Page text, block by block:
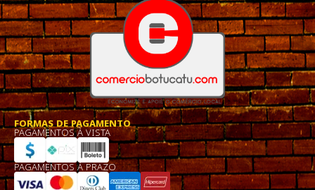
FORMAS DE PAGAMENTO
PAGAMENTOS À VISTA
PAGAMENTOS À PRAZO